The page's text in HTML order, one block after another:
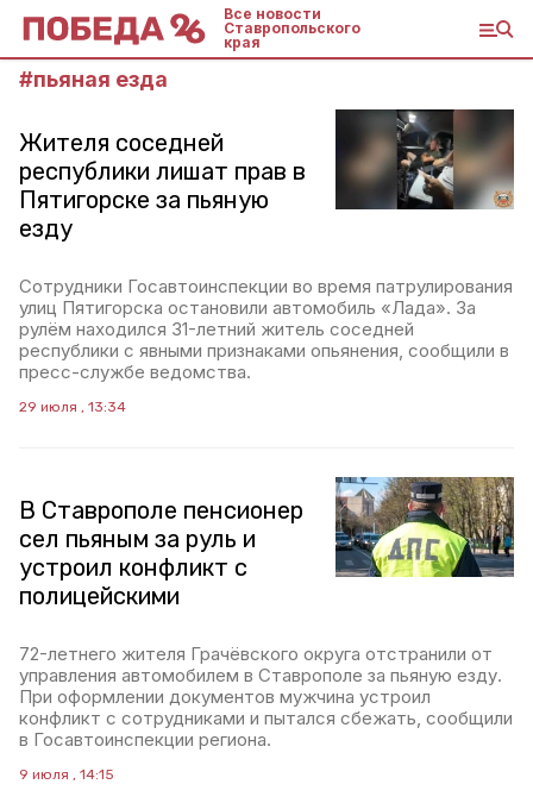
Все новости
Ставропольского
края
#пьяная езда
Жителя соседней
республики лишат прав в
Пятигорске за пьяную
езду
Сотрудники Госавтоинспекции во время патрулирования
улиц Пятигорска остановили автомобиль «Лада». За
рулём находился 31-летний житель соседней
республики с явными признаками опьянения, сообщили в
пресс-службе ведомства.
29 июля , 13:34
В Ставрополе пенсионер
сел пьяным за руль и
устроил конфликт с
полицейскими
72-летнего жителя Грачёвского округа отстранили от
управления автомобилем в Ставрополе за пьяную езду.
При оформлении документов мужчина устроил
конфликт с сотрудниками и пытался сбежать, сообщили
в Госавтоинспекции региона.
9 июля , 14:15